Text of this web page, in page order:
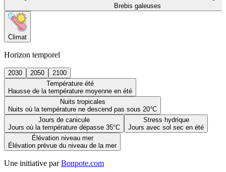
Brebis galeuses
Climat
Horizon temporel
2030 2050
2100
Température été
Hausse de la température moyenne en été
Nuits tropicales
Nuits où la température ne descend pas sous 20°C
Jours de canicule
Jours où la température dépasse 35°C
Stress hydrique
Jours avec sol sec en été
Élévation niveau mer
Élévation prévue du niveau de la mer
Une initiative par Bonpote.com